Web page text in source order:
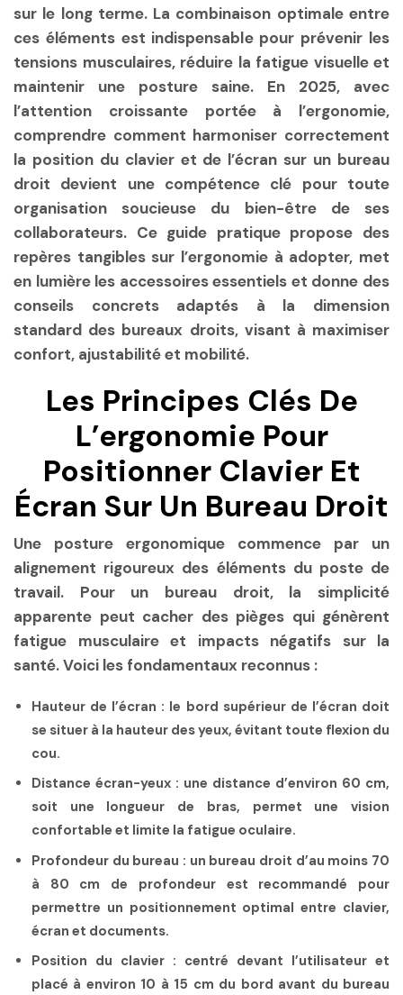
sur le long terme. La combinaison optimale entre
ces éléments est indispensable pour prévenir les
tensions musculaires, réduire la fatigue visuelle et
maintenir une posture saine. En 2025, avec
l’attention croissante portée à l’ergonomie,
comprendre comment harmoniser correctement
la position du clavier et de l’écran sur un bureau
droit devient une compétence clé pour toute
organisation soucieuse du bien-être de ses
collaborateurs. Ce guide pratique propose des
repères tangibles sur l’ergonomie à adopter, met
en lumière les accessoires essentiels et donne des
conseils concrets adaptés à la dimension
standard des bureaux droits, visant à maximiser
confort, ajustabilité et mobilité.
Les Principes Clés De
L’ergonomie Pour
Positionner Clavier Et
Écran Sur Un Bureau Droit
Une posture ergonomique commence par un
alignement rigoureux des éléments du poste de
travail. Pour un bureau droit, la simplicité
apparente peut cacher des pièges qui génèrent
fatigue musculaire et impacts négatifs sur la
santé. Voici les fondamentaux reconnus :
Hauteur de l’écran : le bord supérieur de l’écran doit
se situer à la hauteur des yeux, évitant toute flexion du
cou.
Distance écran-yeux : une distance d’environ 60 cm,
soit une longueur de bras, permet une vision
confortable et limite la fatigue oculaire.
Profondeur du bureau : un bureau droit d’au moins 70
à 80 cm de profondeur est recommandé pour
permettre un positionnement optimal entre clavier,
écran et documents.
Position du clavier : centré devant l’utilisateur et
placé à environ 10 à 15 cm du bord avant du bureau